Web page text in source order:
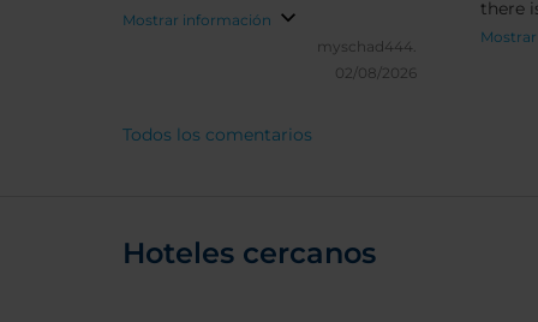
Mostrar información
myschad444.
02/08/2026
there
also
open
Todos los comentarios
Hoteles cercanos